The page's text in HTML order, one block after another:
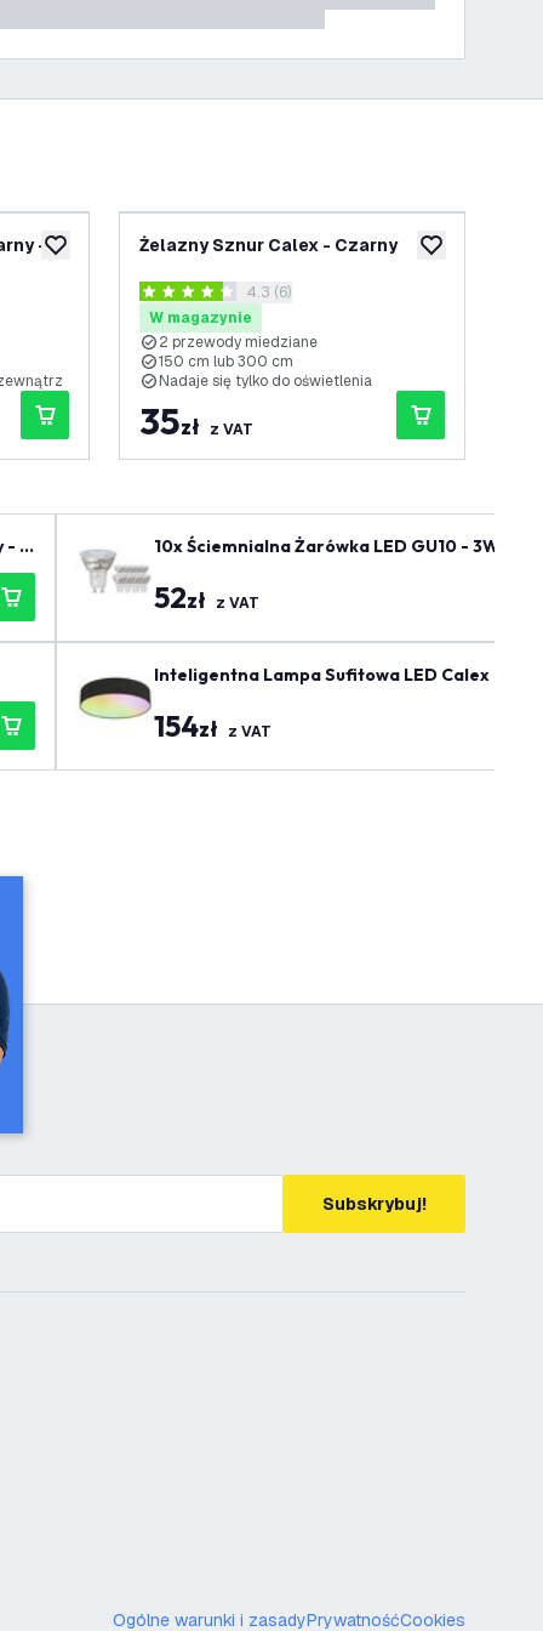
dodaj do listy życzeń
-
dodaj do listy
Żelazny Sznur Calex - Czarny
otwórz panel recenzji
4.3 Gwiazdki oceny
4.3 (6)
W magazynie
2 przewody miedziane
150 cm lub 300 cm
Nadaje się tylko do oświetlenia
35zł z VAT
- B
10x Ściemnialna Żarówka LED GU10 - 3W -
52zł z VAT
Inteligentna Lampa Sufitowa LED Calex -
154zł z VAT
Subskrybuj!
Ogólne warunki i zasadyPrywatnośćCookies